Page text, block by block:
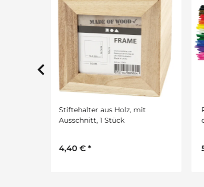
Pfeifenputzer Chenilledraht 50
cm lang, 100 Stück in 10 Farben
5,75 €